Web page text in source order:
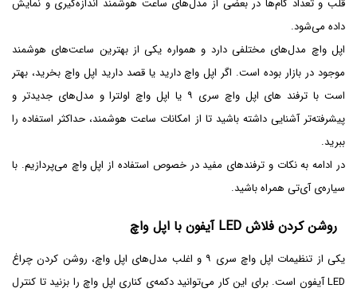
قلب و تعداد گام‌ها در بعضی از مدل‌های ساعت هوشمند اندازه‌گیری و نمایش
داده می‌شود.
اپل واچ مدل‌های مختلفی دارد و همواره یکی از بهترین ساعت‌های هوشمند
موجود در بازار بوده است. اگر اپل واچ دارید یا قصد دارید اپل واچ بخرید، بهتر
است با ترفند های اپل واچ سری ۹ یا اپل واچ اولترا و مدل‌های جدیدتر و
پیشرفته‌تر آشنایی داشته باشید تا از امکانات ساعت هوشمند، حداکثر استفاده را
ببرید.
در ادامه به نکات و ترفندهای مفید در خصوص استفاده از اپل واچ می‌پردازیم. با
سیاره‌ی آی‌تی همراه باشید.
روشن کردن فلاش LED آیفون با اپل واچ
یکی از تنظیمات اپل واچ سری ۹ و اغلب مدل‌های اپل واچ، روشن کردن چراغ
LED آیفون است. برای این کار می‌توانید دکمه‌ی کناری اپل واچ را بزنید تا کنترل